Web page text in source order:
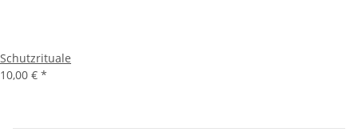
Schutzrituale
10,00 € *